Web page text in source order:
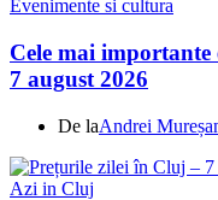
Evenimente si cultura
Cele mai
7 august 2026
De laAndrei
Azi in Cluj